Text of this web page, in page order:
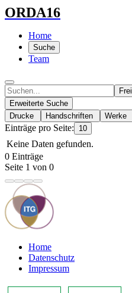
ORDA16
Home
Suche
Team
Frei
Erweiterte Suche
Drucke
Handschriften Werke
Einträge pro Seite: 10
Keine Daten gefunden.
0 Einträge
Seite 1 von 0
Home
Datenschutz
Impressum